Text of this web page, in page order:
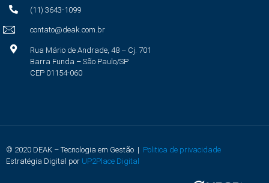
(11) 3643-1099
contato@deak.com.br
Rua Mário de Andrade, 48 – Cj. 701
Barra Funda – São Paulo/SP
CEP 01154-060
© 2020 DEAK – Tecnologia em Gestão | Politica de privacidade
Estratégia Digital por UP2Place Digital